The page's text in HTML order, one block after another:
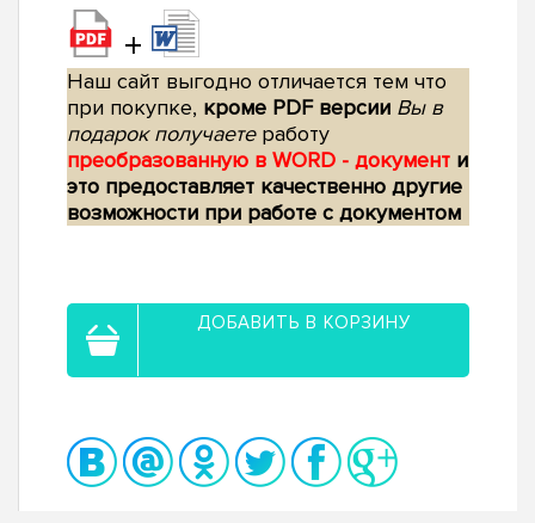
+
Наш сайт выгодно отличается тем что
при покупке, кроме PDF версии Вы в
подарок получаетеработу
преобразованную в WORD - документ и
это предоставляет качественно другие
возможности при работе с документом
ДОБАВИТЬ В КОРЗИНУ